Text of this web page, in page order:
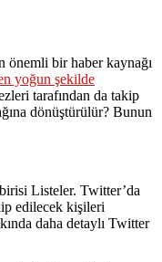
önemli bir haber kaynağı
yoğun şekilde
tarafından da takip
dönüştürülür? Bunun
Listeler. Twitter’da
edilecek kişileri
daha detaylı Twitter